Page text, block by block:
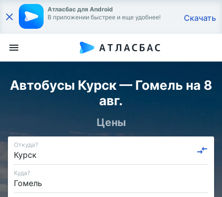
Атласбас для Android
В приложении быстрее и еще удобнее!
Скачать
Автобусы Курск — Гомель на 8
авг.
Цены
Откуда?
Куда?